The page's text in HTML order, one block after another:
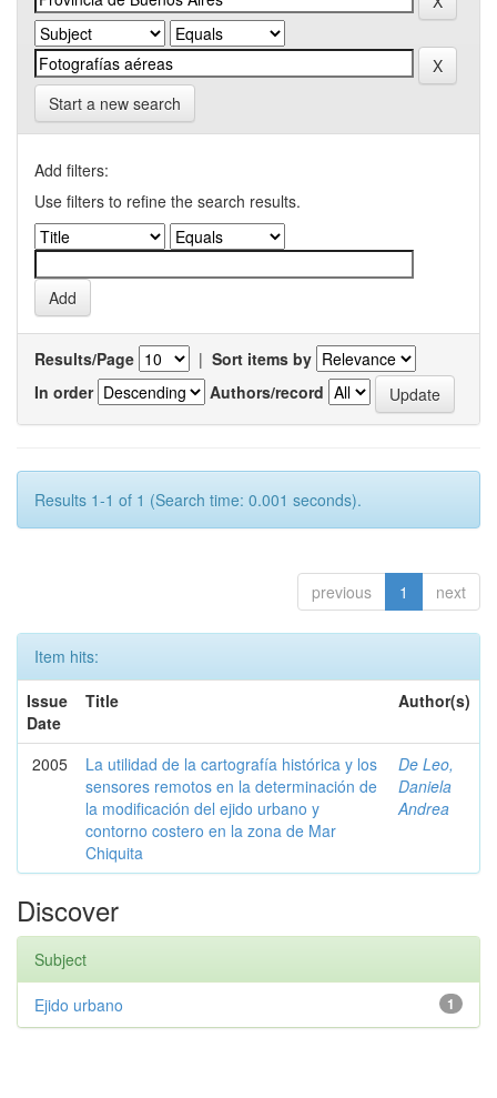
Start a new search
Add filters:
Use filters to refine the search results.
Results/Page | Sort items by
In order
Authors/record
Results 1-1 of 1 (Search time: 0.001 seconds).
previous 1 next
Item hits:
Issue
Date
Title Author(s)
2005
La utilidad de la cartografía histórica y los
sensores remotos en la determinación de
la modificación del ejido urbano y
contorno costero en la zona de Mar
Chiquita
De Leo,
Daniela
Andrea
Discover
Subject
1
Ejido urbano